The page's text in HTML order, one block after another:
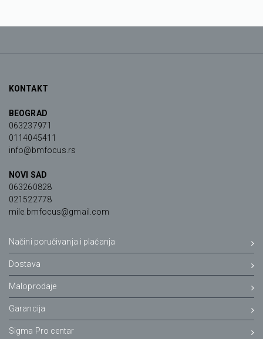
KONTAKT
BEOGRAD
063237971
0114045411
info@bmfocus.rs
NOVI SAD
063260828
021522778
mile.bmfocus@gmail.com
Načini poručivanja i plaćanja
Dostava
Maloprodaje
Garancija
Sigma Pro centar